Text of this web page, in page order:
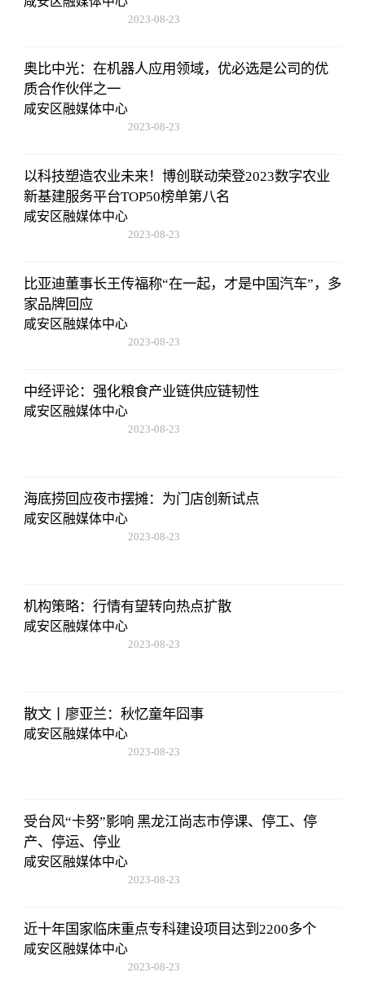
2023-08-23
奥比中光：在机器人应用领域，优必选是公司的优
质合作伙伴之一
咸安区融媒体中心
2023-08-23
以科技塑造农业未来！博创联动荣登2023数字农业
新基建服务平台TOP50榜单第八名
咸安区融媒体中心
2023-08-23
比亚迪董事长王传福称“在一起，才是中国汽车”，多
家品牌回应
咸安区融媒体中心
2023-08-23
中经评论：强化粮食产业链供应链韧性
咸安区融媒体中心
2023-08-23
海底捞回应夜市摆摊：为门店创新试点
咸安区融媒体中心
2023-08-23
机构策略：行情有望转向热点扩散
咸安区融媒体中心
2023-08-23
散文丨廖亚兰：秋忆童年囧事
咸安区融媒体中心
2023-08-23
受台风“卡努”影响 黑龙江尚志市停课、停工、停
产、停运、停业
咸安区融媒体中心
2023-08-23
近十年国家临床重点专科建设项目达到2200多个
咸安区融媒体中心
2023-08-23